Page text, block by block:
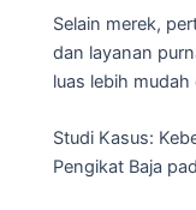
Selain merek,
dan layanan
luas lebih
Studi Kasus:
Pengikat Baja